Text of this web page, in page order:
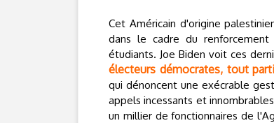
Cet Américain d'origine
dans le cadre du
étudiants. Joe Biden voit ces
électeurs démocrates, tout
qui dénoncent une exécrable
appels incessants et
un millier de fonctionnaires de